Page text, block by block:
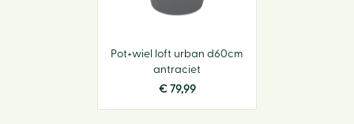
Pot+wiel loft urban d60cm
antraciet
€ 79,99